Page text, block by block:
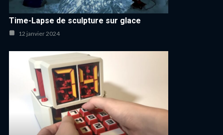
Time-Lapse de sculpture sur glace
12 janvier 2024